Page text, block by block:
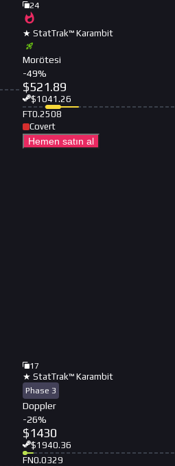
24
★ StatTrak™ Karambit
Morötesi
-49%
$521.89
$1041.26
FT0.2508
Covert
Hemen satın al
17
★ StatTrak™ Karambit
Phase 3
Doppler
-26%
$1430
$1940.36
FN0.0329